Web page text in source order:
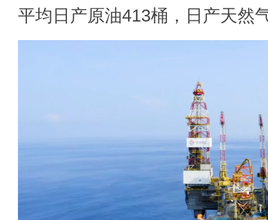
平均日产原油413桶，日产天然